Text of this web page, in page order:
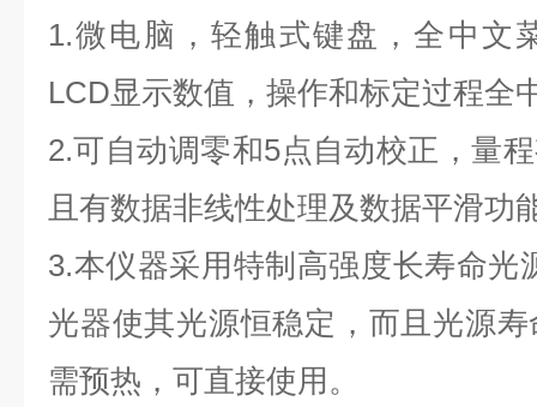
1.微电脑，轻触式键盘，全中文
LCD显示数值，操作和标定过程全
2.可自动调零和5点自动校正，量
且有数据非线性处理及数据平滑功
3.本仪器采用特制高强度长寿命光
光器使其光源恒稳定，而且光源
需预热，可直接使用。